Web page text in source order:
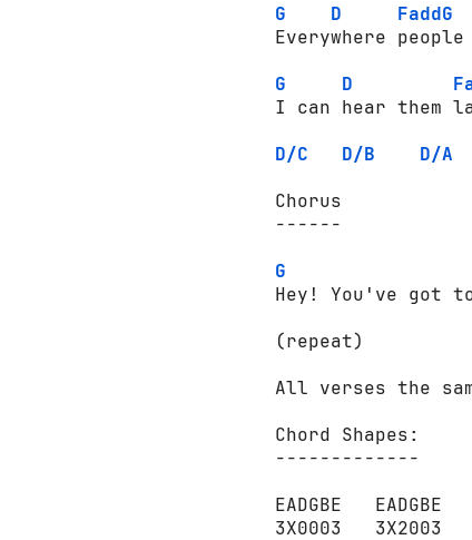
G
D FaddG
Everywhere
G
D
I can hear them
D/C
D/B
D/A
Chorus
------
G
Hey! You've got
(repeat)
All verses the
Chord Shapes:
-------------
EADGBE   EADGBE
3X0003   3X2003